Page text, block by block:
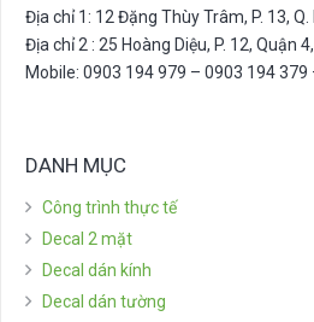
Địa chỉ 1: 12 Đặng Thùy Trâm, P. 13, Q.
Địa chỉ 2 : 25 Hoàng Diệu, P. 12, Quận 4,
Mobile: 0903 194 979 – 0903 194 379
DANH MỤC
Công trình thực tế
Decal 2 mặt
Decal dán kính
Decal dán tường